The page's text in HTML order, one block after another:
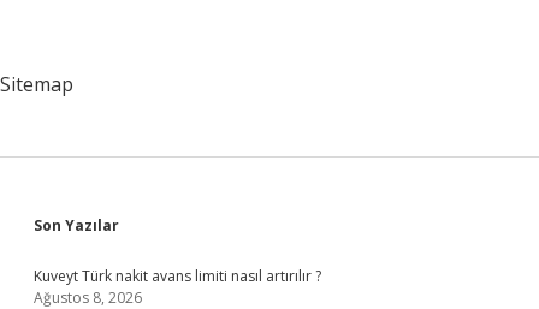
Sitemap
Sidebar
Son Yazılar
Kuveyt Türk nakit avans limiti nasıl artırılır ?
Ağustos 8, 2026